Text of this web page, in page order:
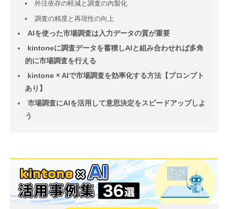
外注依存の軽減と調査の内製化
調査の精度と再現性の向上
AIを使った市場調査は入力データの質が重要
kintoneに調査データを蓄積しAIと組み合わせれば多角
的に市場調査を行える
kintone × AIで市場調査を効率化する方法【プロンプト
あり】
市場調査にAIを活用して意思決定をスピードアップしよ
う